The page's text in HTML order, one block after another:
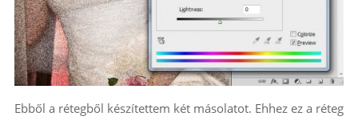
Ebből a rétegből készítettem két másolatot. Ehhez ez a réteg